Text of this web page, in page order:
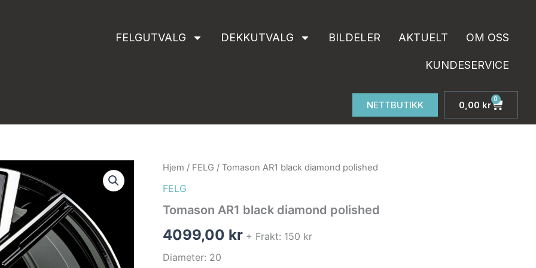
FELGUTVALG DEKKUTVALG BILDELER AKTUELT OM OSS
KUNDESERVICE
NETTBUTIKK 0,00 kr
0
Hjem / FELG / Tomason AR1 black diamond polished
FELG
Tomason AR1 black diamond polished
4099,00 kr + Frakt: 150 kr
Diameter: 20
Tomason
black
polished